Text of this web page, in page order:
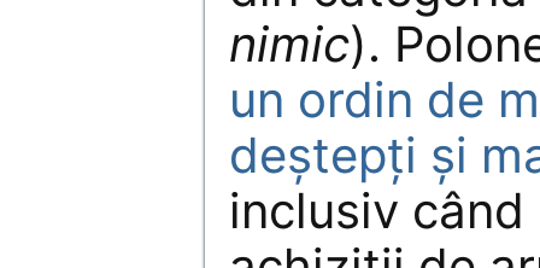
nimic).
un ordin de
deștepți și
inclusiv